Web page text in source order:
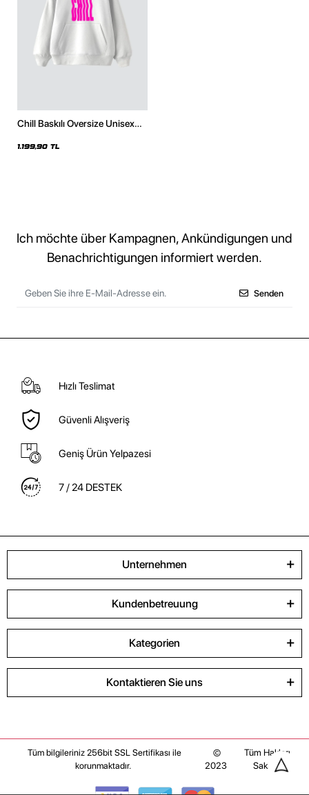
Chill Baskılı Oversize Unisex
1.199,90 TL
Ich möchte über Kampagnen, Ankündigungen und
Benachrichtigungen informiert werden.
Senden
Hızlı Teslimat
Güvenli Alışveriş
Geniş Ürün Yelpazesi
7 / 24 DESTEK
Unternehmen
Kundenbetreuung
Kategorien
Kontaktieren Sie uns
Tüm bilgileriniz 256bit SSL Sertifikası ile
korunmaktadır.
©
2023
Tüm Hakları
Saklıdır